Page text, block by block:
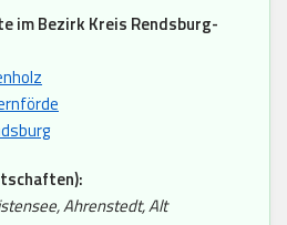
im Bezirk Kreis Rendsburg-
Ahrenstedt, Alt